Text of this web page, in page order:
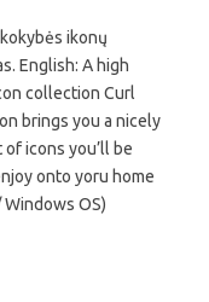
ikonų
English: A high
collection Curl
brings you a nicely
icons you’ll be
onto yoru home
OS)